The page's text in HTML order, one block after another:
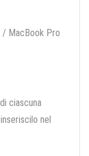
/ MacBook Pro
ciascuna
nel